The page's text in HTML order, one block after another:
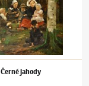
Černé jahody